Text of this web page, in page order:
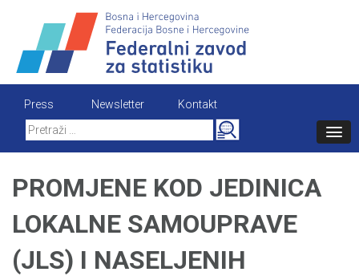
content
Press Newsletter
Kontakt
Search
for:
PROMJENE KOD JEDINICA
LOKALNE SAMOUPRAVE
(JLS) I NASELJENIH